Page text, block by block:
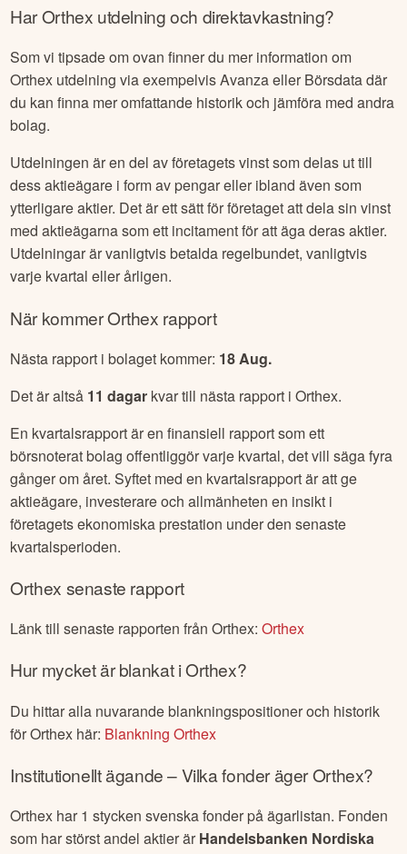
HarOrthex utdelning och direktavkastning?
Som vi tipsade om ovan finner du mer information om
Orthex utdelning via exempelvis Avanza eller Börsdata där
du kan finna mer omfattande historik och jämföra med andra
bolag.
Utdelningen är en del av företagets vinst som delas ut till
dess aktieägare i form av pengar eller ibland även som
ytterligare aktier. Det är ett sätt för företaget att dela sin vinst
med aktieägarna som ett incitament för att äga deras aktier.
Utdelningar är vanligtvis betalda regelbundet, vanligtvis
varje kvartal eller årligen.
När kommerOrthex rapport
Nästa rapport i bolaget kommer: 18 Aug.
Det är altså 11 dagar kvar till nästa rapport iOrthex.
En kvartalsrapport är en finansiell rapport som ett
börsnoterat bolag offentliggör varje kvartal, det vill säga fyra
gånger om året. Syftet med en kvartalsrapport är att ge
aktieägare, investerare och allmänheten en insikt i
företagets ekonomiska prestation under den senaste
kvartalsperioden.
Orthex senaste rapport
Länk till senaste rapporten frånOrthex:Orthex
Hur mycket är blankat iOrthex?
Du hittar alla nuvarande blankningspositioner och historik
förOrthex här: BlankningOrthex
Institutionellt ägande – Vilka fonder ägerOrthex?
Orthex har 1 stycken svenska fonder på ägarlistan. Fonden
som har störst andel aktier är Handelsbanken Nordiska